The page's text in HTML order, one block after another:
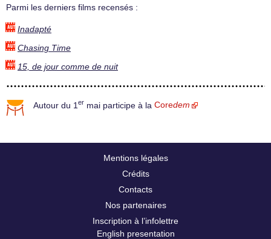
Parmi les derniers films recensés :
Inadapté
Chasing Time
15, de jour comme de nuit
Autour du 1 er mai participe à la Coredem
Mentions légales
Crédits
Contacts
Nos partenaires
Inscription à l’infolettre
English presentation